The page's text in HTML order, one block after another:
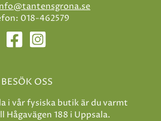
018-462579
BESÖK OSS
i vår fysiska butik är du varmt
Hågavägen 188 i Uppsala.